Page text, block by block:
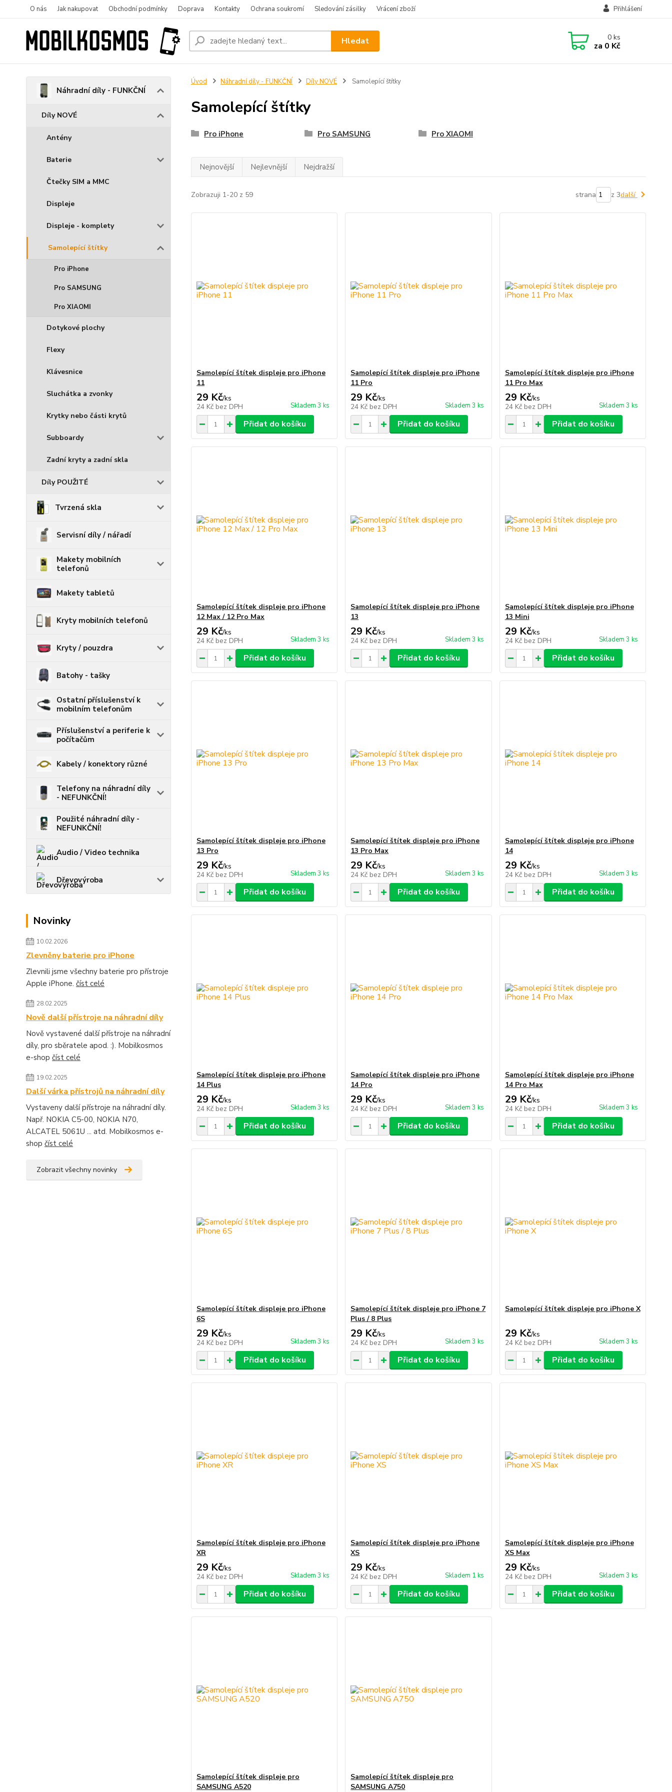
O nás Jak nakupovat Obchodní podmínky Doprava Kontakty Ochrana soukromí Sledování zásilky Vrácení zboží Přihlášení
Hledat 0ks
za 0 Kč
Náhradní díly - FUNKČNÍ
Díly NOVÉ
Antény
Baterie
Čtečky SIM a MMC
Displeje
Displeje - komplety
Samolepící štítky
Pro iPhone
Pro SAMSUNG
Pro XIAOMI
Dotykové plochy
Flexy
Klávesnice
Sluchátka a zvonky
Krytky nebo části krytů
Subboardy
Zadní kryty a zadní skla
Díly POUŽITÉ
Tvrzená skla
Servisní díly / nářadí
Makety mobilních
telefonů
Makety tabletů
Kryty mobilních telefonů
Kryty / pouzdra
Batohy - tašky
Ostatní příslušenství k
mobilním telefonům
Příslušenství a periferie k
počítačům
Kabely / konektory různé
Telefony na náhradní díly
- NEFUNKČNÍ!
Použité náhradní díly -
NEFUNKČNÍ!
Audio / Video technika
Dřevovýroba
Novinky
10.02.2026
Zlevněny baterie pro iPhone
Zlevnili jsme všechny baterie pro přístroje
Apple iPhone. číst celé
28.02.2025
Nově další přístroje na náhradní díly
Nově vystavené další přístroje na náhradní
díly, pro sběratele apod. :). Mobilkosmos
e-shop číst celé
19.02.2025
Další várka přístrojů na náhradní díly
Vystaveny další přístroje na náhradní díly.
Např. NOKIA C5-00, NOKIA N70,
ALCATEL 5061U ... atd. Mobilkosmos e-
shop číst celé
Zobrazit všechny novinky
Úvod Náhradní díly - FUNKČNÍ Díly NOVÉ Samolepící štítky
Samolepící štítky
Pro iPhone Pro SAMSUNG Pro XIAOMI
Nejnovější Nejlevnější Nejdražší
Zobrazuji 1-20 z 59 strana z 3další
Samolepící štítek displeje pro iPhone
11
29 Kč/ks
24 Kč bez DPH Skladem 3 ks
Přidat do košíku
Samolepící štítek displeje pro iPhone
11 Pro
29 Kč/ks
24 Kč bez DPH Skladem 3 ks
Přidat do košíku
Samolepící štítek displeje pro iPhone
11 Pro Max
29 Kč/ks
24 Kč bez DPH Skladem 3 ks
Přidat do košíku
Samolepící štítek displeje pro iPhone
12 Max / 12 Pro Max
29 Kč/ks
24 Kč bez DPH Skladem 3 ks
Přidat do košíku
Samolepící štítek displeje pro iPhone
13
29 Kč/ks
24 Kč bez DPH Skladem 3 ks
Přidat do košíku
Samolepící štítek displeje pro iPhone
13 Mini
29 Kč/ks
24 Kč bez DPH Skladem 3 ks
Přidat do košíku
Samolepící štítek displeje pro iPhone
13 Pro
29 Kč/ks
24 Kč bez DPH Skladem 3 ks
Přidat do košíku
Samolepící štítek displeje pro iPhone
13 Pro Max
29 Kč/ks
24 Kč bez DPH Skladem 3 ks
Přidat do košíku
Samolepící štítek displeje pro iPhone
14
29 Kč/ks
24 Kč bez DPH Skladem 3 ks
Přidat do košíku
Samolepící štítek displeje pro iPhone
14 Plus
29 Kč/ks
24 Kč bez DPH Skladem 3 ks
Přidat do košíku
Samolepící štítek displeje pro iPhone
14 Pro
29 Kč/ks
24 Kč bez DPH Skladem 3 ks
Přidat do košíku
Samolepící štítek displeje pro iPhone
14 Pro Max
29 Kč/ks
24 Kč bez DPH Skladem 3 ks
Přidat do košíku
Samolepící štítek displeje pro iPhone
6S
29 Kč/ks
24 Kč bez DPH Skladem 3 ks
Přidat do košíku
Samolepící štítek displeje pro iPhone 7
Plus / 8 Plus
29 Kč/ks
24 Kč bez DPH Skladem 3 ks
Přidat do košíku
Samolepící štítek displeje pro iPhone X
29 Kč/ks
24 Kč bez DPH Skladem 3 ks
Přidat do košíku
Samolepící štítek displeje pro iPhone
XR
29 Kč/ks
24 Kč bez DPH Skladem 3 ks
Přidat do košíku
Samolepící štítek displeje pro iPhone
XS
29 Kč/ks
24 Kč bez DPH Skladem 1 ks
Přidat do košíku
Samolepící štítek displeje pro iPhone
XS Max
29 Kč/ks
24 Kč bez DPH Skladem 3 ks
Přidat do košíku
Samolepící štítek displeje pro
SAMSUNG A520
Samolepící štítek displeje pro
SAMSUNG A750